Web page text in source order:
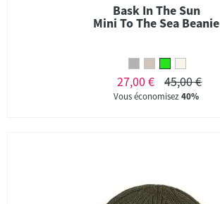
Bask In The Sun
Mini To The Sea Beanie
27,00 € 45,00 €
Vous économisez40%